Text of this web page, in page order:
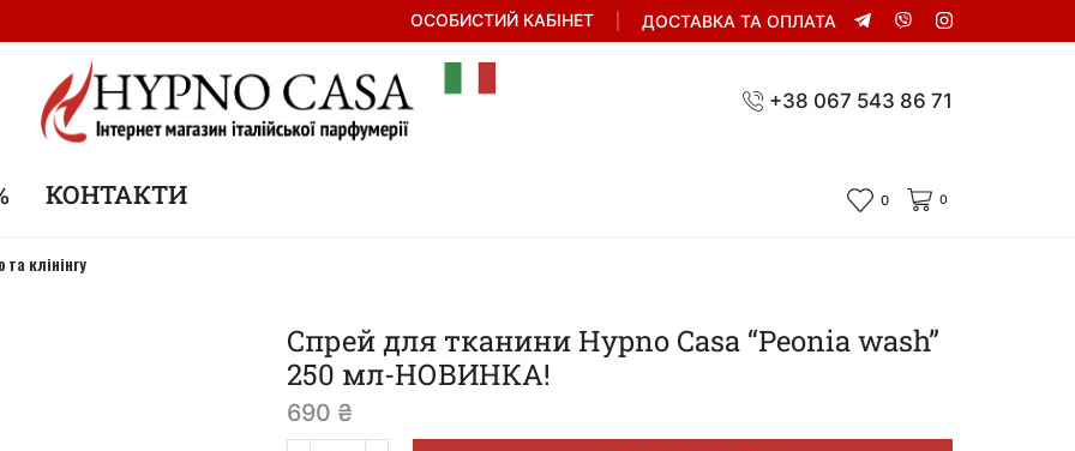
ОСОБИСТИЙ КАБІНЕТ ДОСТАВКА ТА ОПЛАТА
+38 067 543 86 71
КОНТАКТИ 0 0
клінінгу
Спрей для тканини Hypno Casa “Peonia wash”
250 мл-НОВИНКА!
690 ₴